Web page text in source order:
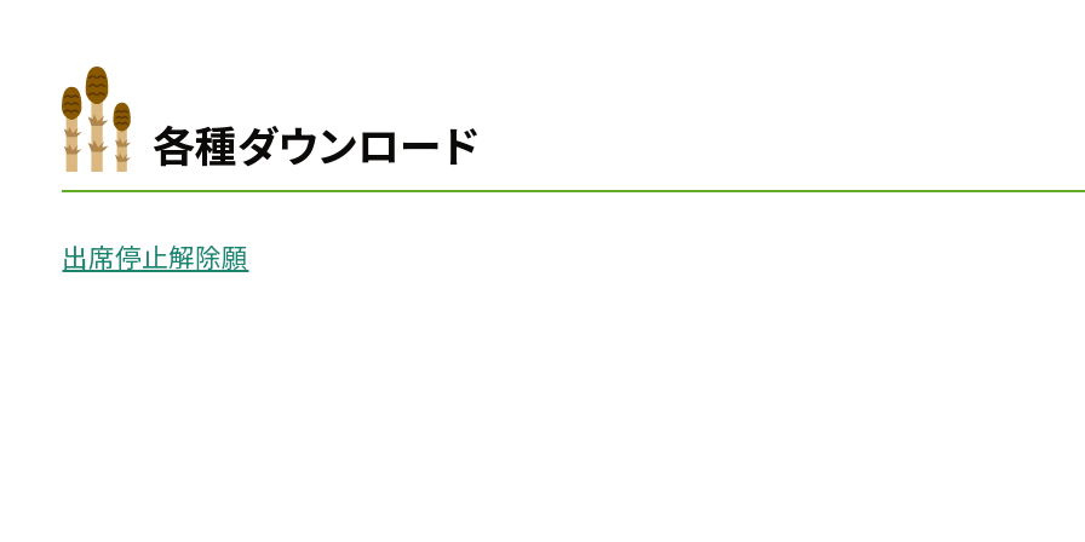
各種ダウンロード
出席停止解除願